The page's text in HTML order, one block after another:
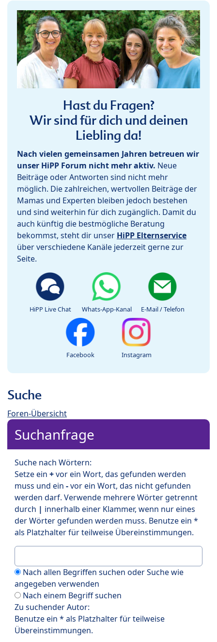
Hast du Fragen?
Wir sind für dich und deinen
Liebling da!
Nach vielen gemeinsamen Jahren betreuen wir
unser HiPP Forum nicht mehr aktiv. Neue
Beiträge oder Antworten sind nicht mehr
möglich. Die zahlreichen, wertvollen Beiträge der
Mamas und Experten bleiben jedoch bestehen
und sind weiterhin für dich zugänglich. Damit du
auch künftig die bestmögliche Beratung
bekommst, steht dir unser HiPP Elternservice
über verschiedene Kanäle jederzeit gerne zur
Seite.
HiPP Live Chat Whats-App-Kanal E-Mail / Telefon
Facebook Instagram
Suche
Foren-Übersicht
Suchanfrage
Suche nach Wörtern:
Setze ein +vor ein Wort, das gefunden werden
muss und ein -vor ein Wort, das nicht gefunden
werden darf. Verwende mehrere Wörter getrennt
durch | innerhalb einer Klammer, wenn nur eines
der Wörter gefunden werden muss. Benutze ein *
als Platzhalter für teilweise Übereinstimmungen.
Nach allen Begriffen suchen oder Suche wie
angegeben verwenden
Nach einem Begriff suchen
Zu suchender Autor:
Benutze ein * als Platzhalter für teilweise
Übereinstimmungen.